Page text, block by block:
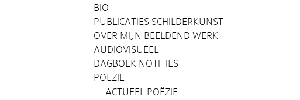
BIO
PUBLICATIES SCHILDERKUNST
OVER MIJN BEELDEND WERK
AUDIOVISUEEL
DAGBOEK NOTITIES
POËZIE
ACTUEEL POËZIE